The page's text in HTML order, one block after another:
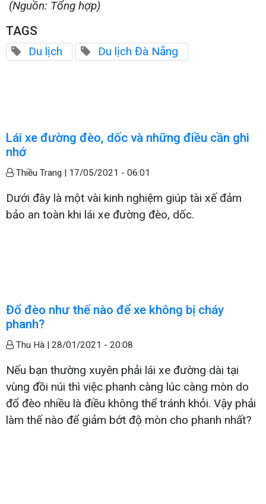
(Nguồn: Tổng hợp)
TAGS
Du lịch Du lịch Đà Nẵng
Lái xe đường đèo, dốc và những điều cần ghi
nhớ
Thiều Trang | 17/05/2021 - 06:01
Dưới đây là một vài kinh nghiệm giúp tài xế đảm
bảo an toàn khi lái xe đường đèo, dốc.
Đổ đèo như thế nào để xe không bị cháy
phanh?
Thu Hà | 28/01/2021 - 20:08
Nếu bạn thường xuyên phải lái xe đường dài tại
vùng đồi núi thì việc phanh càng lúc càng mòn do
đổ đèo nhiều là điều không thể tránh khỏi. Vậy phải
làm thế nào để giảm bớt độ mòn cho phanh nhất?